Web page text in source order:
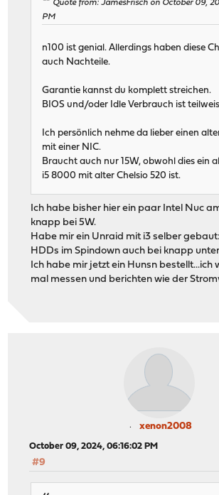
Quote from: JamesFrisch on October 09,
PM
n100 ist genial. Allerdings haben diese
auch Nachteile.
Garantie kannst du komplett streichen.
BIOS und/oder Idle Verbrauch ist
Ich persönlich nehme da lieber einen
mit einer NIC.
Braucht auch nur 15W, obwohl dies ein
i5 8000 mit alter Chelsio 520 ist.
Ich habe bisher hier ein paar Intel Nuc
knapp bei 5W.
Habe mir ein Unraid mit i3 selber
HDDs im Spindown auch bei knapp unter
Ich habe mir jetzt ein Hunsn bestellt...ich
mal messen und berichten wie der
xenon2008
October 09, 2024, 06:16:02 PM
#9